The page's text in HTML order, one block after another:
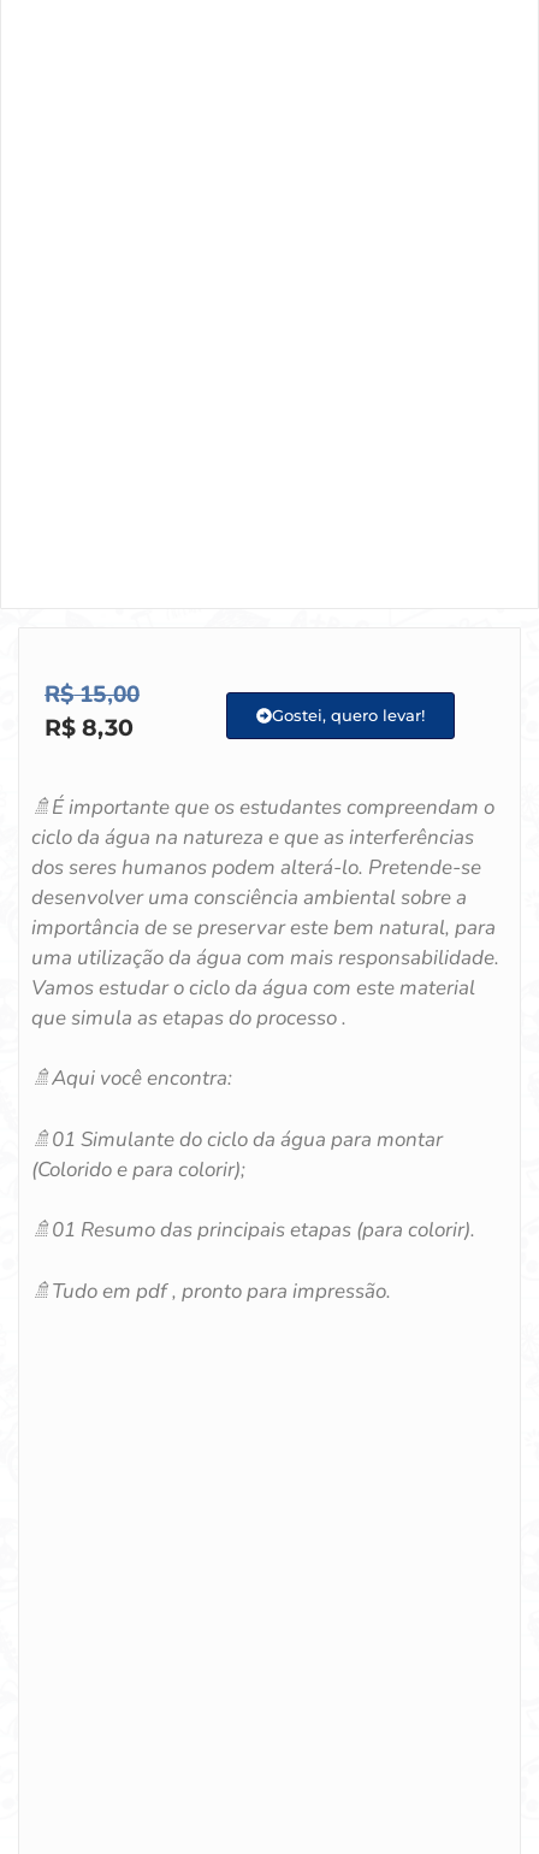
R$15,00
R$ 8,30 Gostei, quero levar!
🚿É importante que os estudantes compreendam o
ciclo da água na natureza e que as interferências
dos seres humanos podem alterá-lo. Pretende-se
desenvolver uma consciência ambiental sobre a
importância de se preservar este bem natural, para
uma utilização da água com mais responsabilidade.
Vamos estudar o ciclo da água com este material
que simula as etapas do processo .
🚿Aqui você encontra:
🚿01 Simulante do ciclo da água para montar
(Colorido e para colorir);
🚿01 Resumo das principais etapas (para colorir).
🚿Tudo em pdf , pronto para impressão.